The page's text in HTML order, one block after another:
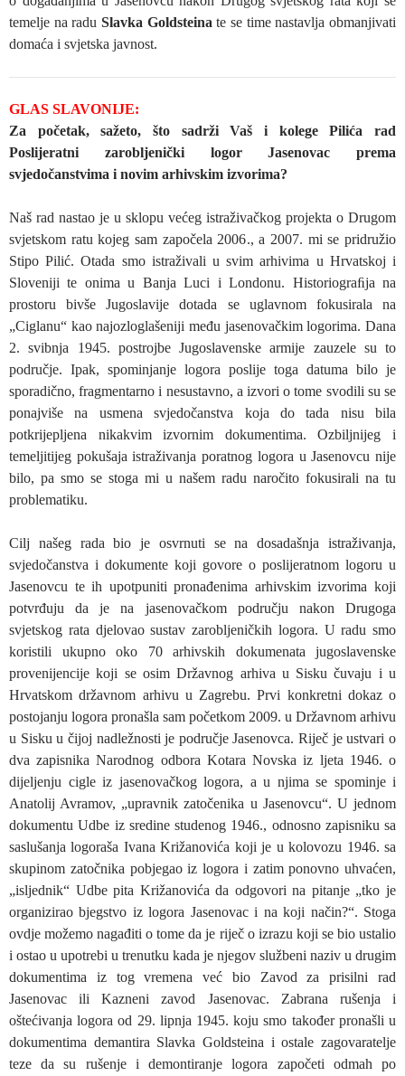
temelje na radu Slavka Goldsteina te se time nastavlja obmanjivati
domaća i svjetska javnost.
GLAS SLAVONIJE:
Za početak, sažeto, što sadrži Vaš i kolege Pilića rad
Poslijeratni zarobljenički logor Jasenovac prema
svjedočanstvima i novim arhivskim izvorima?
Naš rad nastao je u sklopu većeg istraživačkog projekta o Drugom
svjetskom ratu kojeg sam započela 2006., a 2007. mi se pridružio
Stipo Pilić. Otada smo istraživali u svim arhivima u Hrvatskoj i
Sloveniji te onima u Banja Luci i Londonu. Historiograﬁja na
prostoru bivše Jugoslavije dotada se uglavnom fokusirala na
„Ciglanu“ kao najozloglašeniji među jasenovačkim logorima. Dana
2. svibnja 1945. postrojbe Jugoslavenske armije zauzele su to
područje. Ipak, spominjanje logora poslije toga datuma bilo je
sporadično, fragmentarno i nesustavno, a izvori o tome svodili su se
ponajviše na usmena svjedočanstva koja do tada nisu bila
potkrijepljena nikakvim izvornim dokumentima. Ozbiljnijeg i
temeljitijeg pokušaja istraživanja poratnog logora u Jasenovcu nije
bilo, pa smo se stoga mi u našem radu naročito fokusirali na tu
problematiku.
Cilj našeg rada bio je osvrnuti se na dosadašnja istraživanja,
svjedočanstva i dokumente koji govore o poslijeratnom logoru u
Jasenovcu te ih upotpuniti pronađenima arhivskim izvorima koji
potvrđuju da je na jasenovačkom području nakon Drugoga
svjetskog rata djelovao sustav zarobljeničkih logora. U radu smo
koristili ukupno oko 70 arhivskih dokumenata jugoslavenske
provenijencije koji se osim Državnog arhiva u Sisku čuvaju i u
Hrvatskom državnom arhivu u Zagrebu. Prvi konkretni dokaz o
postojanju logora pronašla sam početkom 2009. u Državnom arhivu
u Sisku u čijoj nadležnosti je područje Jasenovca. Riječ je ustvari o
dva zapisnika Narodnog odbora Kotara Novska iz ljeta 1946. o
dijeljenju cigle iz jasenovačkog logora, a u njima se spominje i
Anatolij Avramov, „upravnik zatočenika u Jasenovcu“. U jednom
dokumentu Udbe iz sredine studenog 1946., odnosno zapisniku sa
saslušanja logoraša Ivana Križanovića koji je u kolovozu 1946. sa
skupinom zatočnika pobjegao iz logora i zatim ponovno uhvaćen,
„isljednik“ Udbe pita Križanovića da odgovori na pitanje „tko je
organizirao bjegstvo iz logora Jasenovac i na koji način?“. Stoga
ovdje možemo nagađiti o tome da je riječ o izrazu koji se bio ustalio
i ostao u upotrebi u trenutku kada je njegov službeni naziv u drugim
dokumentima iz tog vremena već bio Zavod za prisilni rad
Jasenovac ili Kazneni zavod Jasenovac. Zabrana rušenja i
oštećivanja logora od 29. lipnja 1945. koju smo također pronašli u
dokumentima demantira Slavka Goldsteina i ostale zagovaratelje
teze da su rušenje i demontiranje logora započeti odmah po